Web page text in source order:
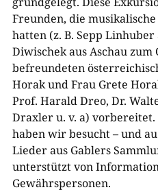
Freunden, die
hatten (z. B. Sepp
Diwischek aus Aschau
befreundeten
Horak und Frau Grete
Prof. Harald Dreo, Dr.
Draxler u. v. a)
haben wir besucht – und
Lieder aus Gablers
unterstützt von
Gewährspersonen.